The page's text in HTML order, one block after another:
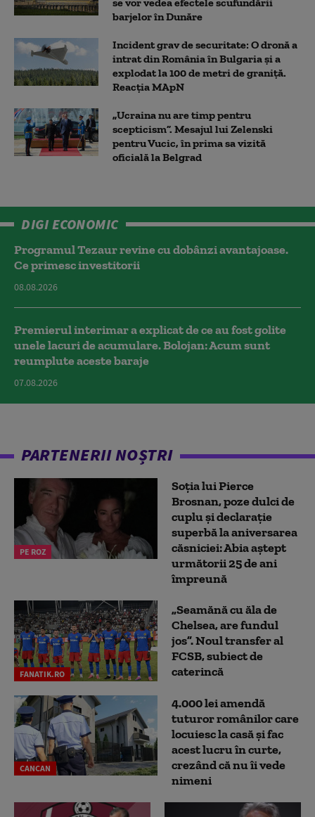
barjelor în Dunăre
Incident grav de securitate: O dronă a
intrat din România în Bulgaria şi a
explodat la 100 de metri de graniţă.
Reacția MApN
„Ucraina nu are timp pentru
scepticism”. Mesajul lui Zelenski
pentru Vucic, în prima sa vizită
oficială la Belgrad
DIGI ECONOMIC
Programul Tezaur revine cu dobânzi avantajoase.
Ce primesc investitorii
08.08.2026
Premierul interimar a explicat de ce au fost golite
unele lacuri de acumulare. Bolojan: Acum sunt
reumplute aceste baraje
07.08.2026
PARTENERII NOȘTRI
PE ROZ
Soția lui Pierce
Brosnan, poze dulci de
cuplu și declarație
superbă la aniversarea
căsniciei: Abia aștept
următorii 25 de ani
împreună
FANATIK.RO
„Seamănă cu ăla de
Chelsea, are fundul
jos”. Noul transfer al
FCSB, subiect de
caterincă
CANCAN
4.000 lei amendă
tuturor românilor care
locuiesc la casă și fac
acest lucru în curte,
crezând că nu îi vede
nimeni